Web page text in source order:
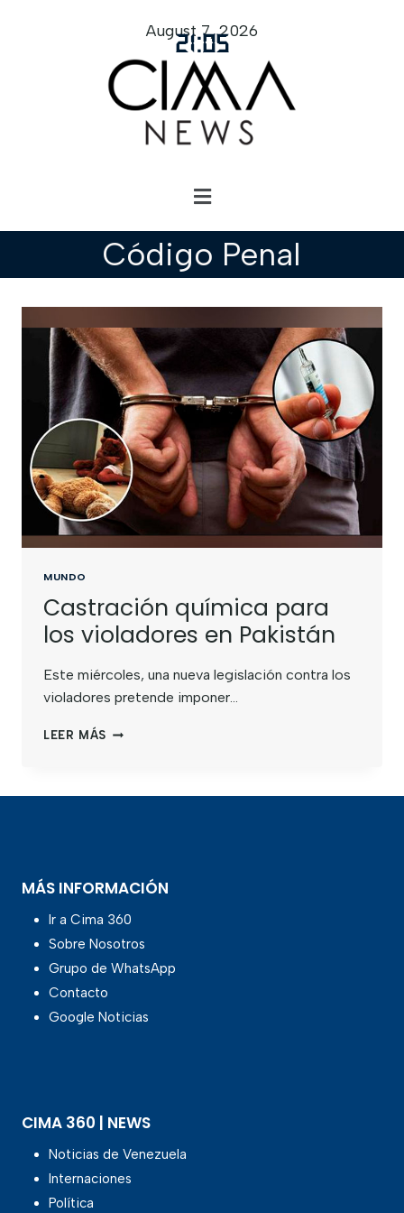
21:05
August 7, 2026
Código Penal
MUNDO
Castración química para
los violadores en Pakistán
Este miércoles, una nueva legislación contra los
violadores pretende imponer…
LEER MÁS
MÁS INFORMACIÓN
Ir a Cima 360
Sobre Nosotros
Grupo de WhatsApp
Contacto
Google Noticias
CIMA 360 | NEWS
Noticias de Venezuela
Internaciones
Política